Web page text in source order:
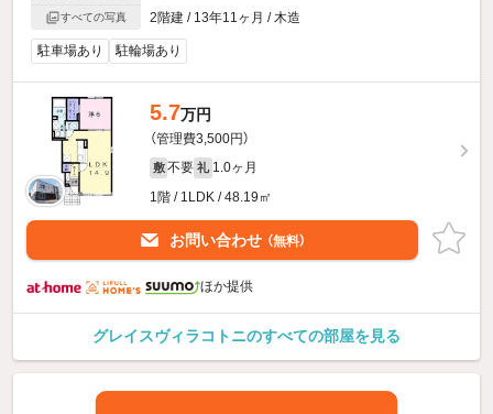
すべての写真
2階建 / 13年11ヶ月 / 木造
駐車場あり 駐輪場あり
5.7万円
（管理費3,500円）
敷 不要 礼 1.0ヶ月
1階 / 1LDK / 48.19㎡
お問い合わせ （無料）
ほか提供
グレイスヴィラコトニのすべての部屋を見る